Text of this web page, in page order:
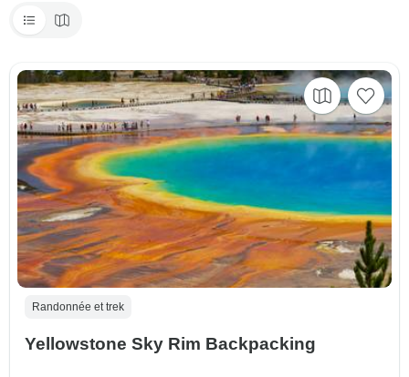
Randonnée et trek
Yellowstone Sky Rim Backpacking